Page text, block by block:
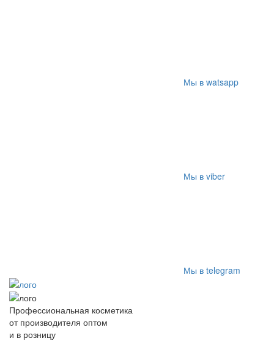
Мы в watsapp
Мы в viber
Мы в telegram
Профессиональная косметика
от производителя оптом
и в розницу